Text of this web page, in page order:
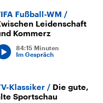
Fußball-WM
Leidenschaft
Kommerz
84:15 Minuten
Im Gespräch
Klassiker
Die gute,
Sportschau